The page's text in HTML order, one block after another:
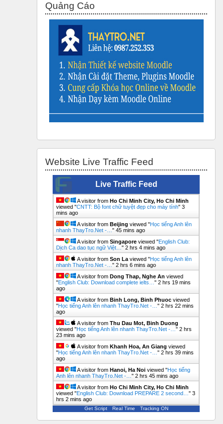
Quảng Cáo
Website Live Traffic Feed
Live Traffic Feed
A visitor from Ho Chi Minh City, Ho Chi Minh
viewed "CNTT: Bộ font chữ tuyệt đẹp cho máy tính" 3
mins ago
A visitor from Beijing viewed "Học tiếng Anh lên
nhanh ThayTro.Net -…" 45 mins ago
A visitor from Singapore viewed "English Club:
Dịch Ca dao tục ngữ Việt…" 2 hrs 4 mins ago
A visitor from Son Laviewed "Học tiếng Anh lên
nhanh ThayTro.Net -…" 2 hrs 6 mins ago
A visitor from Dong Thap, Nghe An viewed
"English Club: Download complete ielts…" 2 hrs 19 mins
ago
A visitor from Binh Long, Binh Phuoc viewed
"Học tiếng Anh lên nhanh ThayTro.Net -…" 2 hrs 22 mins
ago
A visitor from Thu Dau Mot, Binh Duong
viewed "Học tiếng Anh lên nhanh ThayTro.Net -…" 2 hrs
23 mins ago
A visitor from Khanh Hoa, An Giang viewed
"Học tiếng Anh lên nhanh ThayTro.Net -…" 2 hrs 39 mins
ago
A visitor from Hanoi, Ha Noi viewed "Học tiếng
Anh lên nhanh ThayTro.Net -…" 2 hrs 45 mins ago
A visitor from Ho Chi Minh City, Ho Chi Minh
viewed "English Club: Download PREPARE 2 second…" 3
hrs 2 mins ago
Get Script Real Time Tracking ON